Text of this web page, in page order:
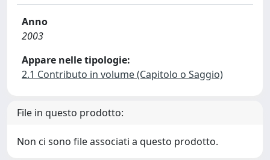
Anno
2003
Appare nelle tipologie:
2.1 Contributo in volume (Capitolo o Saggio)
File in questo prodotto:
Non ci sono file associati a questo prodotto.